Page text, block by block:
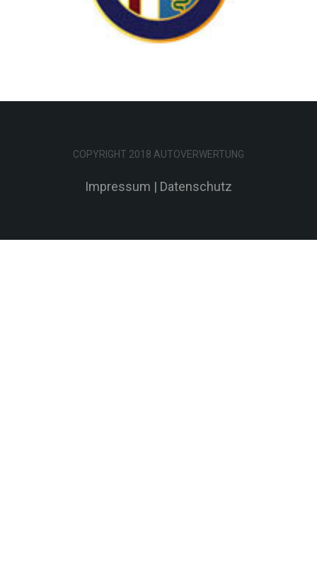
COPYRIGHT 2018 AUTOVERWERTUNG
Impressum | Datenschutz